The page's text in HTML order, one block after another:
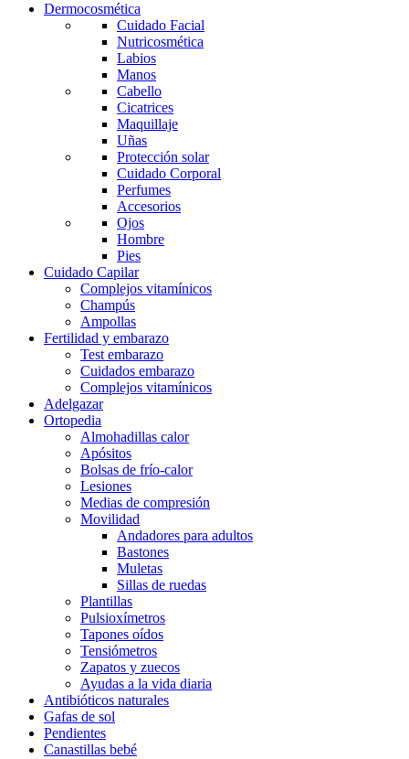
Dermocosmética
Cuidado Facial
Nutricosmética
Labios
Manos
Cabello
Cicatrices
Maquillaje
Uñas
Protección solar
Cuidado Corporal
Perfumes
Accesorios
Ojos
Hombre
Pies
Cuidado Capilar
Complejos vitamínicos
Champús
Ampollas
Fertilidad y embarazo
Test embarazo
Cuidados embarazo
Complejos vitamínicos
Adelgazar
Ortopedia
Almohadillas calor
Apósitos
Bolsas de frío-calor
Lesiones
Medias de compresión
Movilidad
Andadores para adultos
Bastones
Muletas
Sillas de ruedas
Plantillas
Pulsioxímetros
Tapones oídos
Tensiómetros
Zapatos y zuecos
Ayudas a la vida diaria
Antibióticos naturales
Gafas de sol
Pendientes
Canastillas bebé